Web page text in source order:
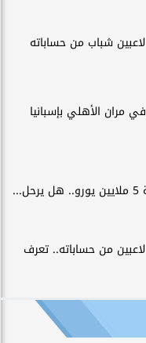
الزمالك يستبعد 4 لاعبين شباب من حساباته
مران الأهلي بإسبانيا
الزمالك يستبعد 4 لاعبين من حساباته.. تعرف